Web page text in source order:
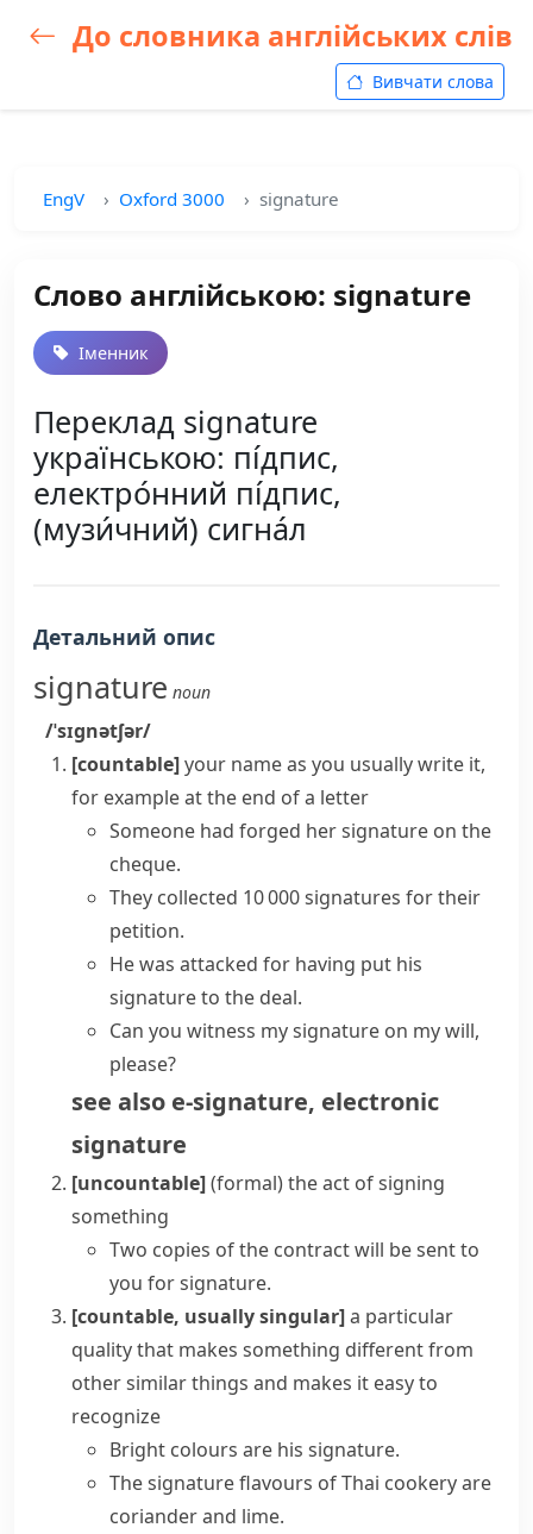
До словника англійських слів
Вивчати слова
EngV Oxford 3000 signature
Слово англійською: signature
Іменник
Переклад signature
українською: пі́дпис,
електро́нний пі́дпис,
(музи́чний) сигна́л
Детальний опис
signature noun
/ˈsɪɡnətʃər/
[countable]your name as you usually write it,
for example at the end of a letter
Someone had forged her signature on the
cheque.
They collected 10 000 signatures for their
petition.
He was attacked for having put his
signature to the deal.
Can you witness my signature on my will,
please?
see also e-signature, electronic
signature
[uncountable](formal)the act of signing
something
Two copies of the contract will be sent to
you for signature.
[countable, usually singular]a particular
quality that makes something different from
other similar things and makes it easy to
recognize
Bright colours are his signature.
The signature flavours of Thai cookery are
coriander and lime.